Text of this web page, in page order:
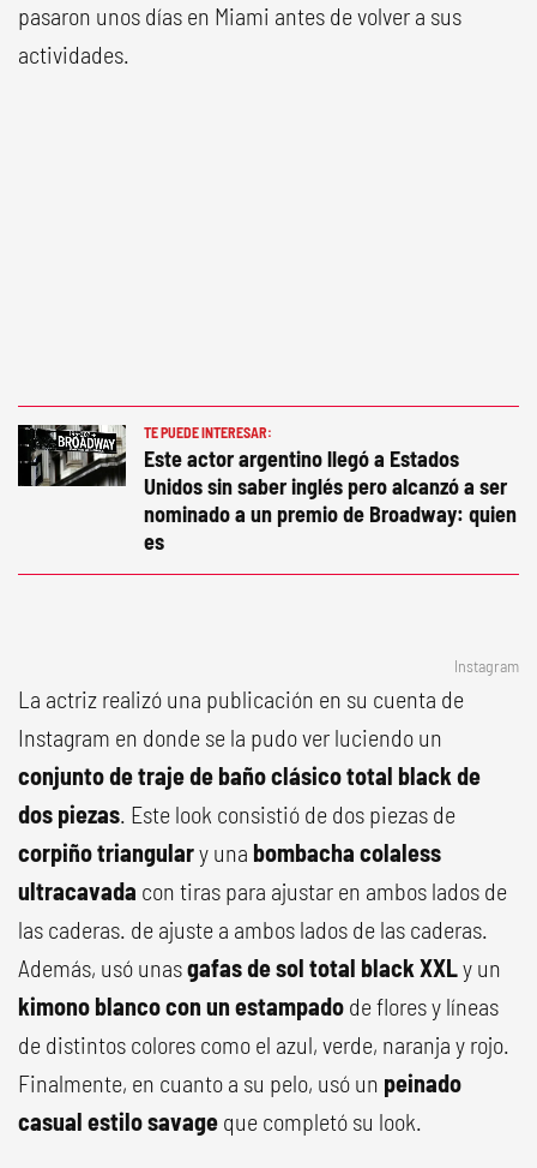
pasaron unos días en Miami antes de volver a sus
actividades.
TE PUEDE INTERESAR:
Este actor argentino llegó a Estados
Unidos sin saber inglés pero alcanzó a ser
nominado a un premio de Broadway: quien
es
Instagram
La actriz realizó una publicación en su cuenta de
Instagram en donde se la pudo ver luciendo un
conjunto de traje de baño clásico total black de
dos piezas. Este look consistió de dos piezas de
corpiño triangulary una bombacha colaless
ultracavada con tiras para ajustar en ambos lados de
las caderas. de ajuste a ambos lados de las caderas.
Además, usó unasgafas de sol total black XXLy un
kimono blanco con un estampado de flores y líneas
de distintos colores como el azul, verde, naranja y rojo.
Finalmente, en cuanto a su pelo, usó un peinado
casual estilo savage que completó su look.